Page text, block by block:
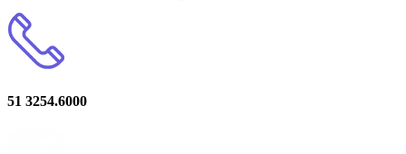
51 3254.6000